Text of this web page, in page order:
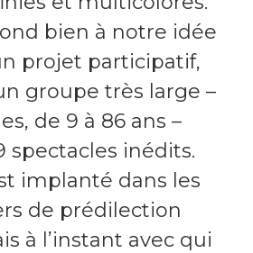
bien à notre idée
projet participatif,
groupe très large –
de 9 à 86 ans –
spectacles inédits.
implanté dans les
de prédilection
à l’instant avec qui